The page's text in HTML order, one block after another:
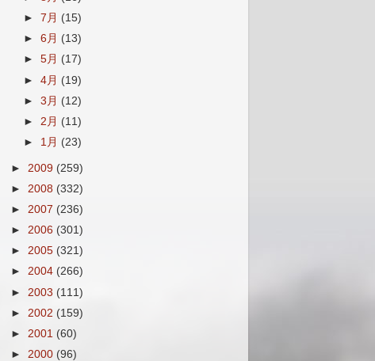
►7月 (15)
►6月 (13)
►5月 (17)
►4月 (19)
►3月 (12)
► 2月 (11)
► 1月 (23)
► 2009 (259)
► 2008 (332)
► 2007 (236)
► 2006 (301)
► 2005 (321)
► 2004 (266)
► 2003 (111)
► 2002 (159)
► 2001 (60)
► 2000 (96)